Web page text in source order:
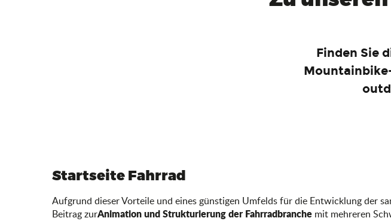
Finden Sie
Startseite Fahrrad
Aufgrund dieser Vorteile und eines günstigen Umfelds für die Entwicklung der
Beitrag zurAnimation und Strukturierung der Fahrradbranche mit mehreren